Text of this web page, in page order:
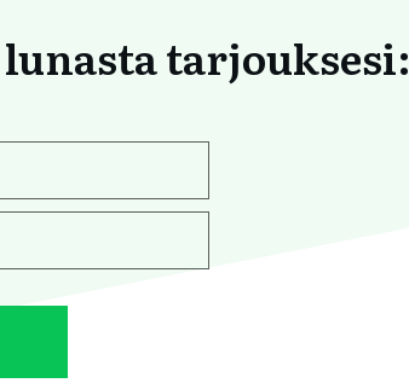
tarjouksesi: